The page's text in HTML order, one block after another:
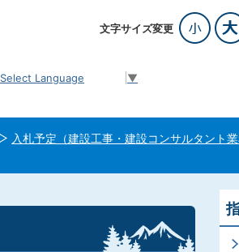
文字サイズ変更
Select Language ▼
入札予定（建設工事・建設コンサルタント業